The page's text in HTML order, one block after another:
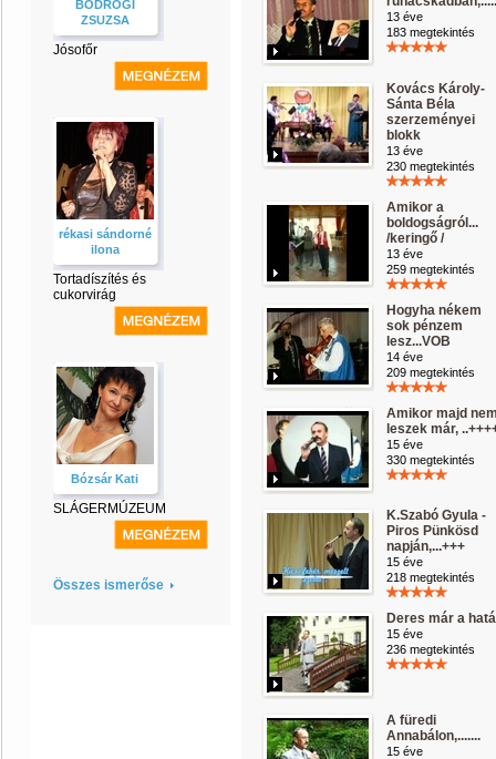
BODROGI
ZSUZSA
Jósofőr
rékasi sándorné
ilona
Tortadíszítés és
cukorvirág
Bózsár Kati
SLÁGERMÚZEUM
Összes ismerőse
13 éve
183 megtekintés
Kovács Károly-
Sánta Béla
szerzeményei
blokk
13 éve
230 megtekintés
Amikor a
boldogságról...
/keringő /
13 éve
259 megtekintés
Hogyha nékem
sok pénzem
lesz...VOB
14 éve
209 megtekintés
Amikor majd
leszek már,
15 éve
330 megtekintés
K.Szabó Gyula -
Piros Pünkösd
napján,...+++
15 éve
218 megtekintés
Deres már a
15 éve
236 megtekintés
A füredi
Annabálon,.......
15 éve